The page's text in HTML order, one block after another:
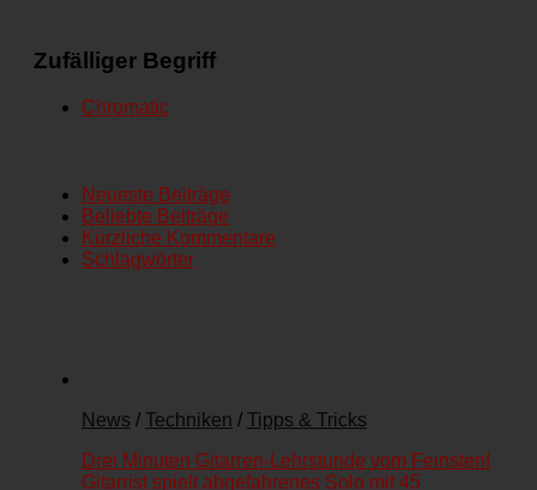
Zufälliger Begriff
Chromatic
Neueste Beiträge
Beliebte Beiträge
Kürzliche Kommentare
Schlagwörter
News / Techniken / Tipps & Tricks
Drei Minuten Gitarren-Lehrstunde vom Feinsten!
Gitarrist spielt abgefahrenes Solo mit 45